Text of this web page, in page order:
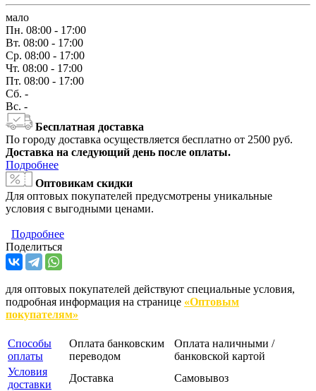
мало
Пн. 08:00 - 17:00
Вт. 08:00 - 17:00
Ср. 08:00 - 17:00
Чт. 08:00 - 17:00
Пт. 08:00 - 17:00
Сб. -
Вс. -
Бесплатная доставка
По городу доставка осуществляется бесплатно от 2500 руб.
Доставка на следующий день после оплаты.
Подробнее
Оптовикам скидки
Для оптовых покупателей предусмотрены уникальные
условия с выгодными ценами.
Подробнее
Поделиться
для оптовых покупателей действуют специальные условия,
подробная информация на странице «Оптовым
покупателям»
Способы
оплаты
Оплата банковским
переводом
Оплата наличными /
банковской картой
Условия
доставки
Доставка Самовывоз